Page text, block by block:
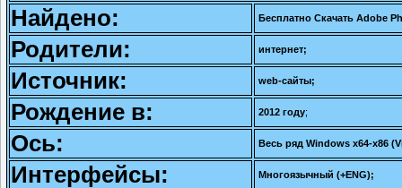
Найдено: Бесплатно Скачать Adobe
Родители: интернет;
Источник: web-сайты;
Рождение в: 2012 году;
Ось: Весь ряд Windows x64-x86
Интерфейсы: Многоязычный (+ENG);